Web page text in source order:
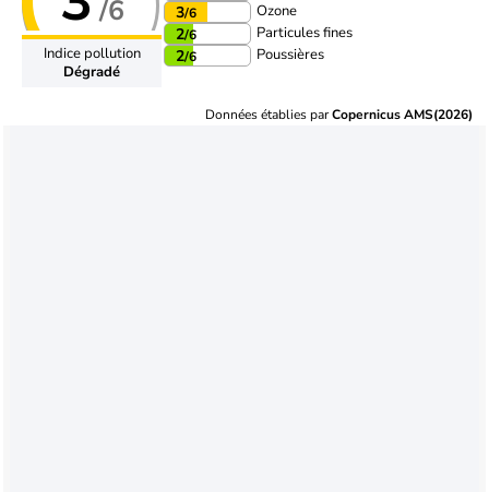
/6
Indice pollution
Dégradé
3/6 Ozone
2/6 Particules fines
2/6 Poussières
Données établies parCopernicus AMS(2026)